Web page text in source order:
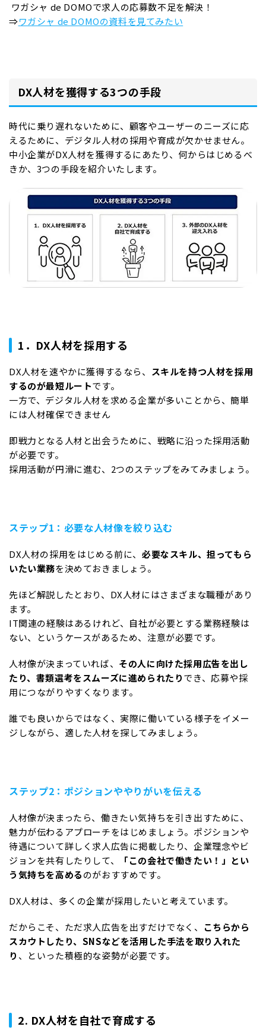
ワガシャ de DOMOで求人の応募数不足を解決！
⇒ワガシャ de DOMOの資料を見てみたい
DX人材を獲得する3つの手段
時代に乗り遅れないために、顧客やユーザーのニーズに応
えるために、デジタル人材の採用や育成が欠かせません。
中小企業がDX人材を獲得するにあたり、何からはじめるべ
きか、3つの手段を紹介いたします。
1．DX人材を採用する
DX人材を速やかに獲得するなら、 スキルを持つ人材を採用
するのが最短ルートです。
一方で、デジタル人材を求める企業が多いことから、簡単
には人材確保できません
即戦力となる人材と出会うために、戦略に沿った採用活動
が必要です。
採用活動が円滑に進む、2つのステップをみてみましょう。
ステップ1：必要な人材像を絞り込む
DX人材の採用をはじめる前に、 必要なスキル、担ってもら
いたい業務を決めておきましょう。
先ほど解説したとおり、DX人材にはさまざまな職種があり
ます。
IT関連の経験はあるけれど、自社が必要とする業務経験は
ない、というケースがあるため、注意が必要です。
人材像が決まっていれば、 その人に向けた採用広告を出し
たり、書類選考をスムーズに進められたりでき、応募や採
用につながりやすくなります。
誰でも良いからではなく、実際に働いている様子をイメー
ジしながら、適した人材を探してみましょう。
ステップ2：ポジションややりがいを伝える
人材像が決まったら、働きたい気持ちを引き出すために、
魅力が伝わるアプローチをはじめましょう。ポジションや
待遇について詳しく求人広告に掲載したり、企業理念やビ
ジョンを共有したりして、
「この会社で働きたい！」とい
う気持ちを高めるのがおすすめです。
DX人材は、多くの企業が採用したいと考えています。
だからこそ、ただ求人広告を出すだけでなく、
こちらから
スカウトしたり、SNSなどを活用した手法を取り入れた
り 、といった積極的な姿勢が必要です。
2. DX人材を自社で育成する